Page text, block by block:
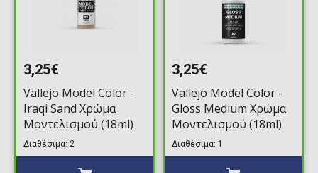
3,25€
Vallejo Model Color -
Iraqi Sand Χρώμα
Μοντελισμού (18ml)
Διαθέσιμα: 2
3,25€
Vallejo Model Color -
Gloss Medium Χρώμα
Μοντελισμού (18ml)
Διαθέσιμα: 1